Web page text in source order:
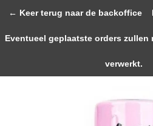
Home
← Keer terug naar de backoffice
Eventueel geplaatste orders
verwerkt.